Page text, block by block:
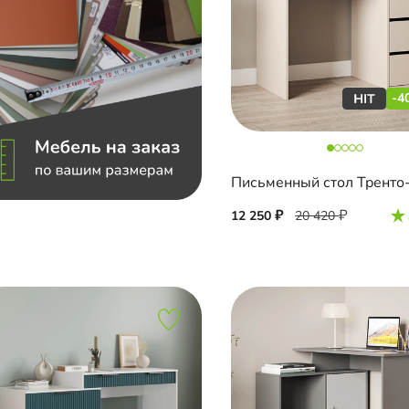
-
Письменный стол
12 250 20 420